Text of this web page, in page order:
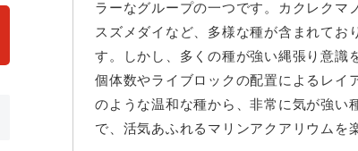
ラーなグループの一つです。カクレクマ
スズメダイなど、多様な種が含まれてお
す。しかし、多くの種が強い縄張り意識
個体数やライブロックの配置によるレイ
のような温和な種から、非常に気が強い
で、活気あふれるマリンアクアリウムを